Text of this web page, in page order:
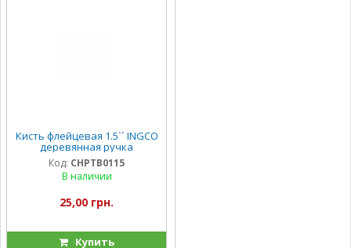
Кисть флейцевая 1.5`` INGCO
деревянная ручка
Код: CHPTB0115
В наличии
25,00 грн.
Купить